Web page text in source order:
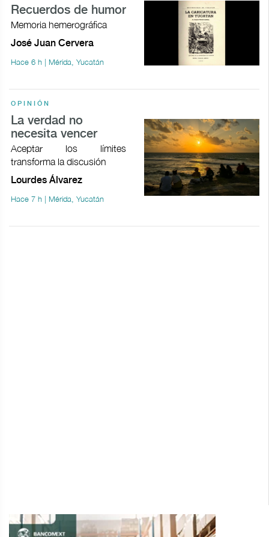
Recuerdos de humor
Memoria hemerográfica
José Juan Cervera
Hace 6 h | Mérida, Yucatán
OPINIÓN
La verdad no
necesita vencer
Aceptar los límites
transforma la discusión
Lourdes Álvarez
Hace 7 h | Mérida, Yucatán